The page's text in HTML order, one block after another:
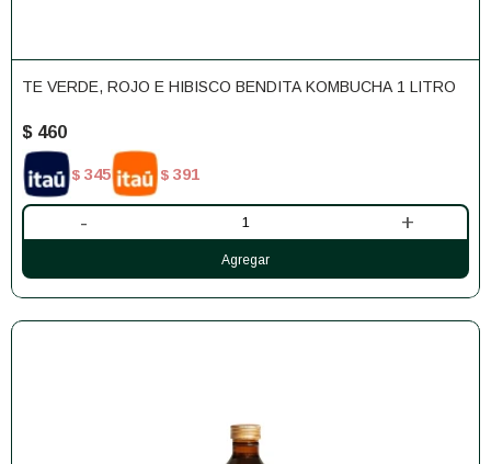
TE VERDE, ROJO E HIBISCO BENDITA KOMBUCHA 1 LITRO
$ 460
$ 345 $ 391
- +